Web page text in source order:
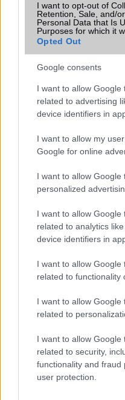
I want to opt-out of
Retention, Sale, and/
Personal Data that Is
Purposes for which it
Opted Out
Google consents
I want to allow Google
related to advertising
device identifiers in
I want to allow my
Google for online
I want to allow Google
personalized
I want to allow Google
related to analytics
device identifiers in
I want to allow Google
related to functionality
I want to allow Google
related to
I want to allow Google
related to security,
functionality and
user protection.
Brand
Védelem
Limited Edition
SAR
N/A = Nincs adat. Legutóbbi